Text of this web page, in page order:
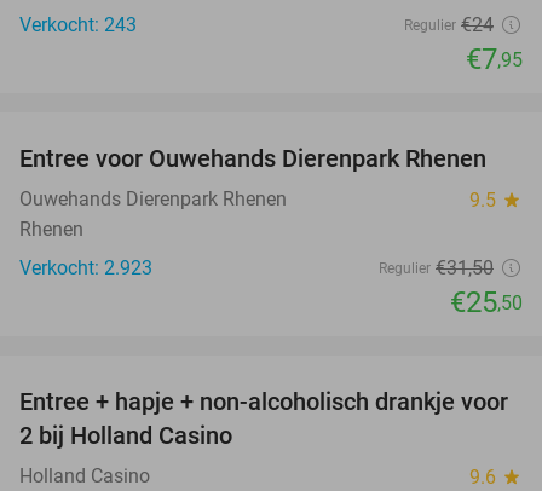
Verkocht: 243
Regulier €24
€7,95
19%
Entree voor Ouwehands Dierenpark Rhenen
Ouwehands Dierenpark Rhenen 9.5 star
Rhenen
Verkocht: 2.923
Regulier €31,50
€25,50
52%
Entree + hapje + non-alcoholisch drankje voor
2 bij Holland Casino
Holland Casino 9.6 star